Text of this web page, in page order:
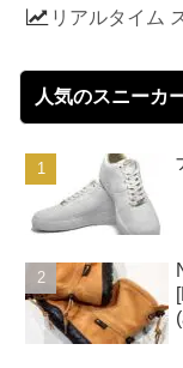
リアルタイム
人気のスニーカ